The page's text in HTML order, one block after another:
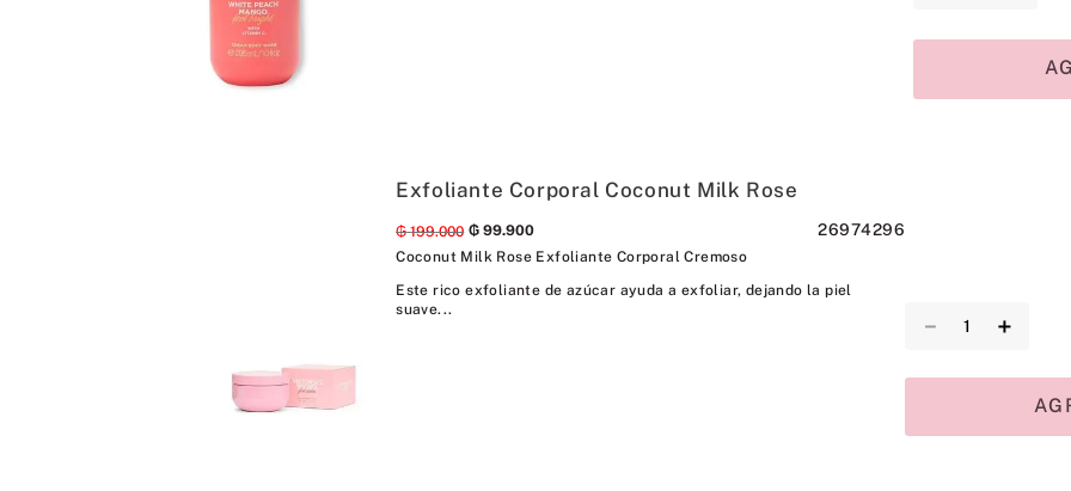
Exfoliante Corporal Coconut Milk Rose
₲ 199.000 ₲ 99.900 26974296
Coconut Milk Rose Exfoliante Corporal Cremoso
Este rico exfoliante de azúcar ayuda a exfoliar, dejando la piel
suave...
＋
－